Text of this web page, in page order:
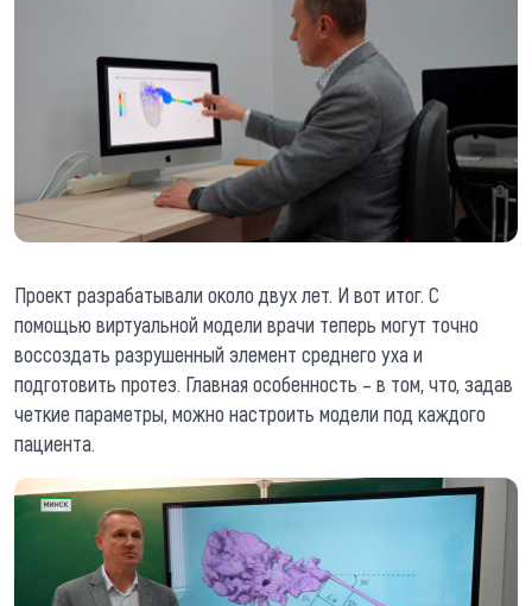
Проект разрабатывали около двух лет. И вот итог. С
помощью виртуальной модели врачи теперь могут точно
воссоздать разрушенный элемент среднего уха и
подготовить протез. Главная особенность – в том, что, задав
четкие параметры, можно настроить модели под каждого
пациента.